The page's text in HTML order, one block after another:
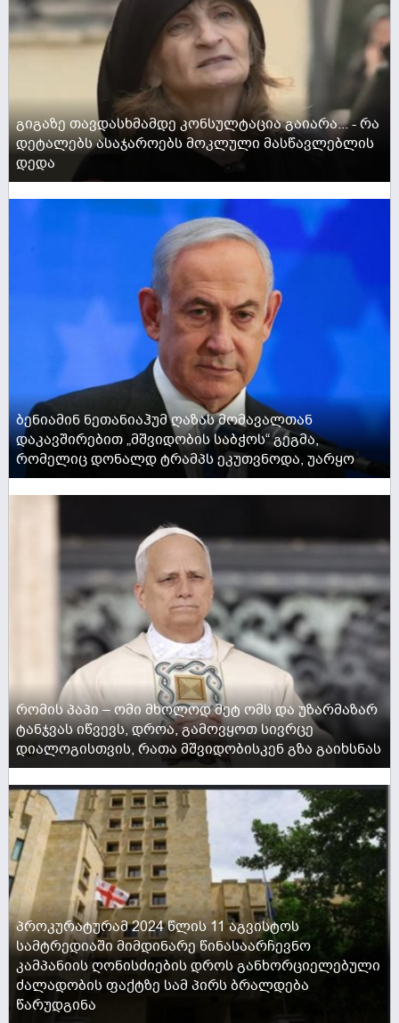
გიგაზე თავდასხმამდე კონსულტაცია გაიარა... - რა
დეტალებს ასაჯაროებს მოკლული მასწავლებლის
დედა
ბენიამინ ნეთანიაჰუმ ღაზას მომავალთან
დაკავშირებით „მშვიდობის საბჭოს“ გეგმა,
რომელიც დონალდ ტრამპს ეკუთვნოდა, უარყო
რომის პაპი – ომი მხოლოდ მეტ ომს და უზარმაზარ
ტანჯვას იწვევს, დროა, გამოვყოთ სივრცე
დიალოგისთვის, რათა მშვიდობისკენ გზა გაიხსნას
პროკურატურამ 2024 წლის 11 აგვისტოს
სამტრედიაში მიმდინარე წინასაარჩევნო
კამპანიის ღონისძიების დროს განხორციელებული
ძალადობის ფაქტზე სამ პირს ბრალდება
წარუდგინა ️